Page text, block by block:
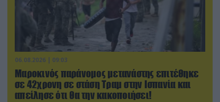
06.08.2026 | 09:03
Μαροκινός παράνομος μετανάστης επιτέθηκε
σε 42χρονη σε στάση Τραμ στην Ισπανία και
απείλησε ότι θα την κακοποιήσει!